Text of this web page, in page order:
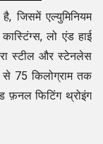
है, जिसमें एल्युमिनियम
लो एंड हाई
स्टील और स्टेनलेस
से 75 किलोग्राम तक
फ़नल फिटिंग थ्रोइंग
समय बिताया